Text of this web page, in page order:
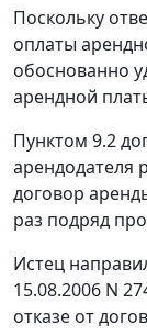
Поскольку
оплаты
обоснованно
арендной
Пунктом 9.2
арендодателя
договор
раз подряд
Истец
15.08.2006 N
отказе от